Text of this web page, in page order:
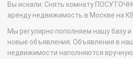
Вы искали: Снять комнату
аренду недвижимость в Москве на
Мы регулярно пополняем нашу базу и
новые объявления. Объявления в
недвижимости наполняются